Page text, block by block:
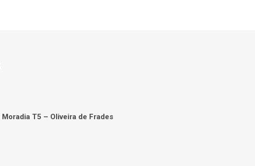
Moradia T5 – Oliveira de Frades